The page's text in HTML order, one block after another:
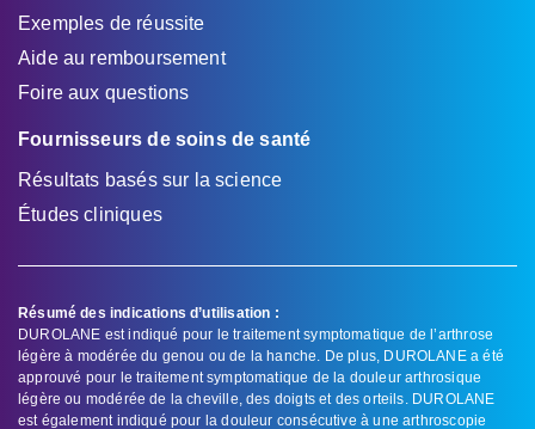
Exemples de réussite
Aide au remboursement
Foire aux questions
Fournisseurs de soins de santé
Résultats basés sur la science
Études cliniques
Résumé des indications d’utilisation :
DUROLANE est indiqué pour le traitement symptomatique de l’arthrose
légère à modérée du genou ou de la hanche. De plus, DUROLANE a été
approuvé pour le traitement symptomatique de la douleur arthrosique
légère ou modérée de la cheville, des doigts et des orteils. DUROLANE
est également indiqué pour la douleur consécutive à une arthroscopie